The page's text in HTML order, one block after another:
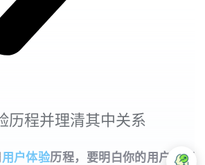
历程并理清其中关系
用户体验历程，要明白你的用户并不